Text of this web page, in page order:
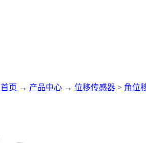
首页 → 产品中心 → 位移传感器 > 角位